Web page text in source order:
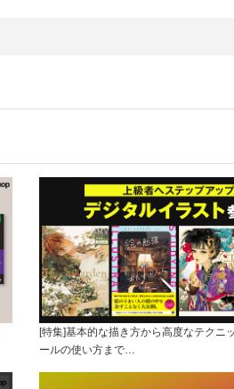
[特集]基本的な描き方から高度なテクニ
ールの使い方まで…